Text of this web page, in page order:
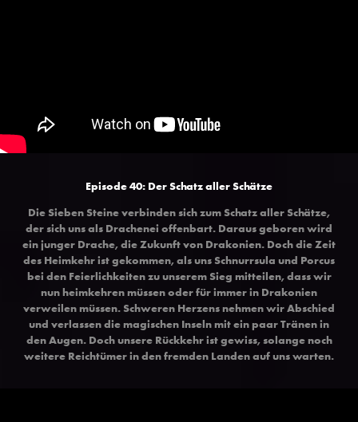
Episode 40: Der Schatz aller Schätze
Die Sieben Steine verbinden sich zum Schatz aller Schätze,
der sich uns als Drachenei offenbart. Daraus geboren wird
ein junger Drache, die Zukunft von Drakonien. Doch die Zeit
des Heimkehr ist gekommen, als uns Schnurrsula und Porcus
bei den Feierlichkeiten zu unserem Sieg mitteilen, dass wir
nun heimkehren müssen oder für immer in Drakonien
verweilen müssen. Schweren Herzens nehmen wir Abschied
und verlassen die magischen Inseln mit ein paar Tränen in
den Augen. Doch unsere Rückkehr ist gewiss, solange noch
weitere Reichtümer in den fremden Landen auf uns warten.